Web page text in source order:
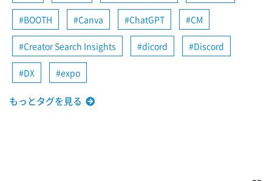
BOOTH Canva ChatGPT CM
Creator Search Insights dicord Discord
DX expo
もっとタグを見る